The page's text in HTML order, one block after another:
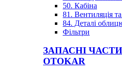
50. Кабіна
81. Вентиляція
84. Деталі
Фільтри
ЗАПАСНІ
OTOKAR